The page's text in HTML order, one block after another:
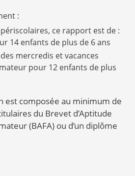
:
ce rapport est de :
14 enfants de plus de 6 ans
mercredis et vacances
pour 12 enfants de plus
est composée au minimum de
du Brevet d’Aptitude
(BAFA) ou d’un diplôme